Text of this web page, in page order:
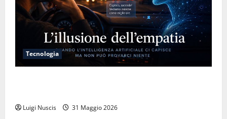
Tecnologia
Luigi Nuscis 31 Maggio 2026